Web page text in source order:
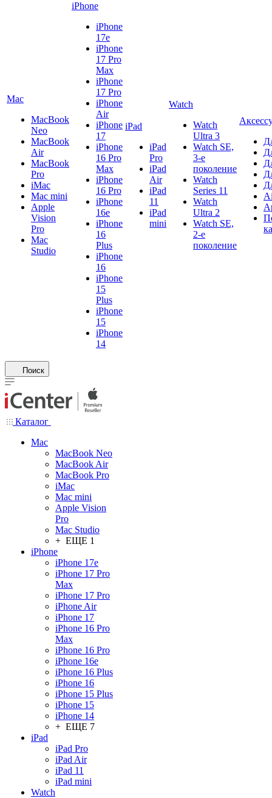
Mac
MacBook
Neo
MacBook
Air
MacBook
Pro
iMac
Mac mini
Apple
Vision
Pro
Mac
Studio
iPhone
iPhone
17e
iPhone
17 Pro
Max
iPhone
17 Pro
iPhone
Air
iPhone
17
iPhone
16 Pro
Max
iPhone
16 Pro
iPhone
16e
iPhone
16
Plus
iPhone
16
iPhone
15
Plus
iPhone
15
iPhone
14
iPad
iPad
Pro
iPad
Air
iPad
11
iPad
mini
Watch
Watch
Ultra 3
Watch SE,
3-е
поколение
Watch
Series 11
Watch
Ultra 2
Watch SE,
2-е
поколение
Поиск
Каталог
Mac
MacBook Neo
MacBook Air
MacBook Pro
iMac
Mac mini
Apple Vision
Pro
Mac Studio
+ ЕЩЕ 1
iPhone
iPhone 17e
iPhone 17 Pro
Max
iPhone 17 Pro
iPhone Air
iPhone 17
iPhone 16 Pro
Max
iPhone 16 Pro
iPhone 16e
iPhone 16 Plus
iPhone 16
iPhone 15 Plus
iPhone 15
iPhone 14
+ ЕЩЕ 7
iPad
iPad Pro
iPad Air
iPad 11
iPad mini
Watch